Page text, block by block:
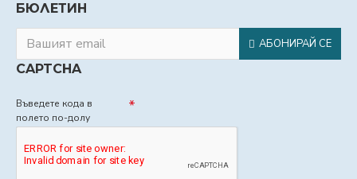
БЮЛЕТИН
АБОНИРАЙ СЕ
CAPTCHA
Въведете кода в
полето по-долу